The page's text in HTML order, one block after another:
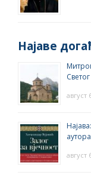
Најаве
август
август